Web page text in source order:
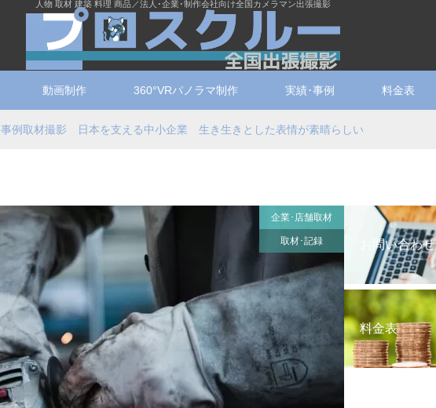
人物 取材 建築 料理 商品／法人･企業･制作会社向け全国カメラマン出張撮影
動画制作 360°VRパノラマ制作 実績･事例 料金表
事例取材撮影 日本を支える中小企業 生き生きとした表情が素晴らしい
企業･店舗取材
取材･記録 お問い合わせ
料金表